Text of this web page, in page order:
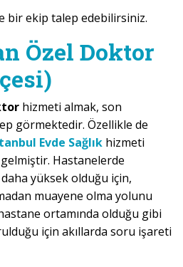
bir ekip talep edebilirsiniz.
Özel Doktor
hizmeti almak, son
görmektedir. Özellikle de
Evde Sağlık hizmeti
Hastanelerde
yüksek olduğu için,
muayene olma yolunu
ortamında olduğu gibi
için akıllarda soru işareti